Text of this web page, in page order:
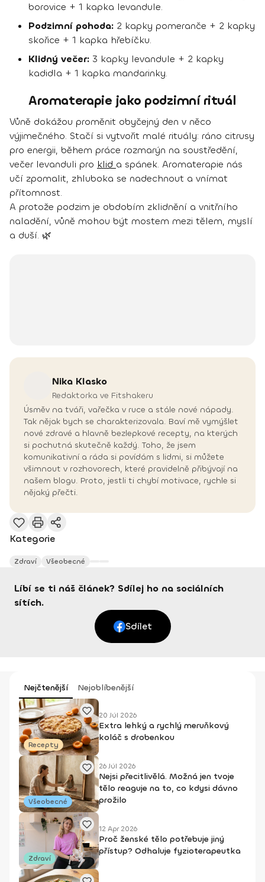
borovice + 1 kapka levandule.
Podzimní pohoda: 2 kapky pomeranče + 2 kapky
skořice + 1 kapka hřebíčku.
Klidný večer: 3 kapky levandule + 2 kapky
kadidla + 1 kapka mandarinky.
Aromaterapie jako podzimní rituál
Vůně dokážou proměnit obyčejný den v něco
výjimečného. Stačí si vytvořit malé rituály: ráno citrusy
pro energii, během práce rozmarýn na soustředění,
večer levanduli pro klid a spánek. Aromaterapie nás
učí zpomalit, zhluboka se nadechnout a vnímat
přítomnost.
A protože podzim je obdobím zklidnění a vnitřního
naladění, vůně mohou být mostem mezi tělem, myslí
a duší. 🌿
Nika Klasko
Redaktorka ve Fitshakeru
Úsměv na tváři, vařečka v ruce a stále nové nápady.
Tak nějak bych se charakterizovala. Baví mě vymýšlet
nové zdravé a hlavně bezlepkové recepty, na kterých
si pochutná skutečně každý. Toho, že jsem
komunikativní a ráda si povídám s lidmi, si můžete
všimnout v rozhovorech, které pravidelně přibývají na
našem blogu. Proto, jestli ti chybí motivace, rychle si
nějaký přečti.
Kategorie
Zdraví Všeobecné
Líbí se ti náš článek? Sdílej ho na sociálních
sítích.
Sdílet
Nejčtenější Nejoblíbenější
Recepty
20 Júl 2026
Extra lehký a rychlý meruňkový
koláč s drobenkou
Všeobecné
26 Júl 2026
Nejsi přecitlivělá. Možná jen tvoje
tělo reaguje na to, co kdysi dávno
prožilo
Zdraví
12 Apr 2026
Proč ženské tělo potřebuje jiný
přístup? Odhaluje fyzioterapeutka